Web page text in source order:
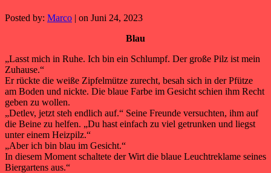
Posted by: Marco | on Juni 24, 2023
Blau
„Lasst mich in Ruhe. Ich bin ein Schlumpf. Der große Pilz ist mein
Zuhause.“
Er rückte die weiße Zipfelmütze zurecht, besah sich in der Pfütze
am Boden und nickte. Die blaue Farbe im Gesicht schien ihm Recht
geben zu wollen.
„Detlev, jetzt steh endlich auf.“ Seine Freunde versuchten, ihm auf
die Beine zu helfen. „Du hast einfach zu viel getrunken und liegst
unter einem Heizpilz.“
„Aber ich bin blau im Gesicht.“
In diesem Moment schaltete der Wirt die blaue Leuchtreklame seines
Biergartens aus.“